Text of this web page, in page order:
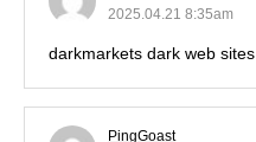
2025.04.21 8:35am
darkmarkets dark web sites
PingGoast